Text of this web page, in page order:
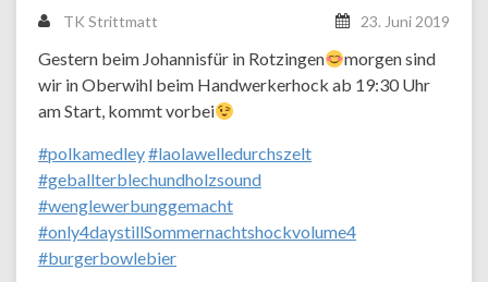
TK Strittmatt 23. Juni 2019
Gestern beim Johannisfür in Rotzingen
morgen sind
wir in Oberwihl beim Handwerkerhock ab 19:30 Uhr
am Start, kommt vorbei
#polkamedley#laolawelledurchszelt
#geballterblechundholzsound
#wenglewerbunggemacht
#only4daystillSommernachtshockvolume4
#burgerbowlebier